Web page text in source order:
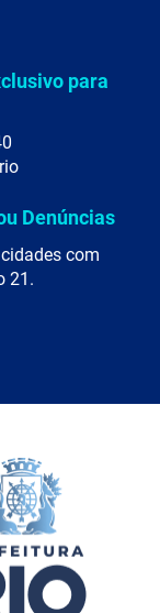
para
Denúncias
com
21.